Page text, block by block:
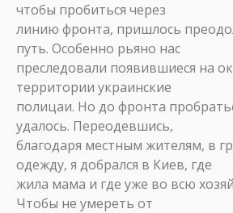
чтобы пробиться через
линию фронта, пришлось
путь. Особенно рьяно нас
преследовали появившиеся на
территории украинские
полицаи. Но до фронта
удалось. Переодевшись,
благодаря местным жителям, в
одежду, я добрался в Киев, где
жила мама и где уже во всю
Чтобы не умереть от